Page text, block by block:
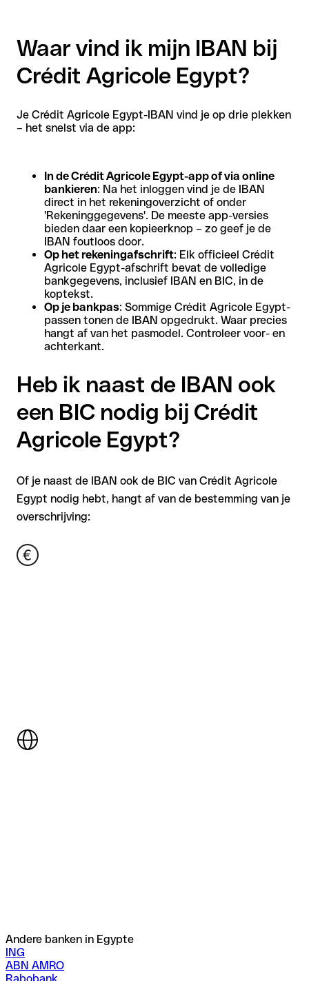
Waar vind ik mijn IBAN bij
Crédit Agricole Egypt?
Je Crédit Agricole Egypt-IBAN vind je op drie plekken
– het snelst via de app:
In de Crédit Agricole Egypt-app of via online
bankieren: Na het inloggen vind je de IBAN
direct in het rekeningoverzicht of onder
'Rekeninggegevens'. De meeste app-versies
bieden daar een kopieerknop – zo geef je de
IBAN foutloos door.
Op het rekeningafschrift: Elk officieel Crédit
Agricole Egypt-afschrift bevat de volledige
bankgegevens, inclusief IBAN en BIC, in de
koptekst.
Op je bankpas: Sommige Crédit Agricole Egypt-
passen tonen de IBAN opgedrukt. Waar precies
hangt af van het pasmodel. Controleer voor- en
achterkant.
Heb ik naast de IBAN ook
een BIC nodig bij Crédit
Agricole Egypt?
Of je naast de IBAN ook de BIC van Crédit Agricole
Egypt nodig hebt, hangt af van de bestemming van je
overschrijving:
Andere banken in Egypte
ING
ABN AMRO